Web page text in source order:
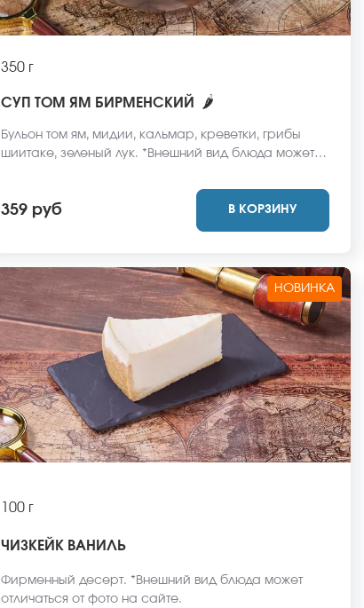
350 г
СУП ТОМ ЯМ БИРМЕНСКИЙ 🌶
Бульон том ям, мидии, кальмар, креветки, грибы
шиитаке, зеленый лук. *Внешний вид блюда может
359 руб В КОРЗИНУ
НОВИНКА
100 г
ЧИЗКЕЙК ВАНИЛЬ
Фирменный десерт. *Внешний вид блюда может
отличаться от фото на сайте.